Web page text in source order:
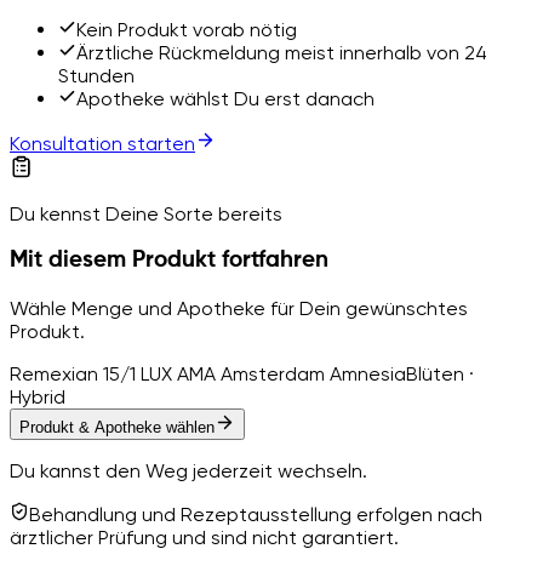
Kein Produkt vorab nötig
Ärztliche Rückmeldung meist innerhalb von 24
Stunden
Apotheke wählst Du erst danach
Konsultation starten
Du kennst Deine Sorte bereits
Mit diesem Produkt fortfahren
Wähle Menge und Apotheke für Dein gewünschtes
Produkt.
Remexian 15/1 LUX AMA Amsterdam AmnesiaBlüten ·
Hybrid
Produkt & Apotheke wählen
Du kannst den Weg jederzeit wechseln.
Behandlung und Rezeptausstellung erfolgen nach
ärztlicher Prüfung und sind nicht garantiert.